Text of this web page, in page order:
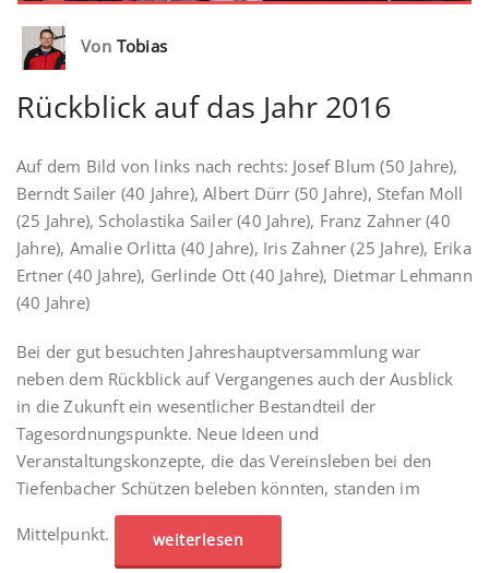
Von Tobias
Rückblick auf das Jahr 2016
Auf dem Bild von links nach rechts: Josef Blum (50 Jahre),
Berndt Sailer (40 Jahre), Albert Dürr (50 Jahre), Stefan Moll
(25 Jahre), Scholastika Sailer (40 Jahre), Franz Zahner (40
Jahre), Amalie Orlitta (40 Jahre), Iris Zahner (25 Jahre), Erika
Ertner (40 Jahre), Gerlinde Ott (40 Jahre), Dietmar Lehmann
(40 Jahre)
Bei der gut besuchten Jahreshauptversammlung war
neben dem Rückblick auf Vergangenes auch der Ausblick
in die Zukunft ein wesentlicher Bestandteil der
Tagesordnungspunkte. Neue Ideen und
Veranstaltungskonzepte, die das Vereinsleben bei den
Tiefenbacher Schützen beleben könnten, standen im
Mittelpunkt. weiterlesen